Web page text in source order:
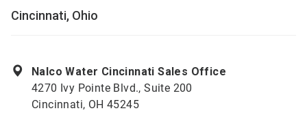
Cincinnati, Ohio
Nalco Water Cincinnati Sales Office
4270 Ivy Pointe Blvd., Suite 200
Cincinnati, OH 45245